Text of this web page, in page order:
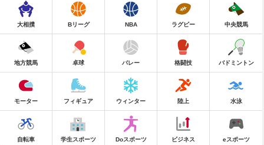
大相撲 Bリーグ NBA ラグビー 中央競馬
地方競馬 卓球 バレー 格闘技 バドミントン
モーター フィギュア ウィンター 陸上 水泳
自転車 学生スポーツ Doスポーツ ビジネス eスポーツ